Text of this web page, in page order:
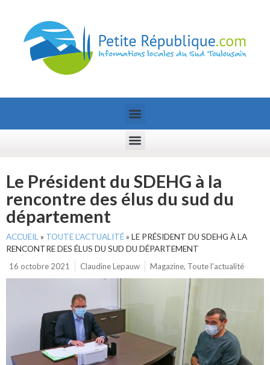
Le Président du SDEHG à la
rencontre des élus du sud du
département
ACCUEIL » TOUTE L’ACTUALITÉ» LE PRÉSIDENT DU SDEHG À LA
RENCONTRE DES ÉLUS DU SUD DU DÉPARTEMENT
16 octobre 2021
Claudine Lepauw Magazine, Toute l'actualité